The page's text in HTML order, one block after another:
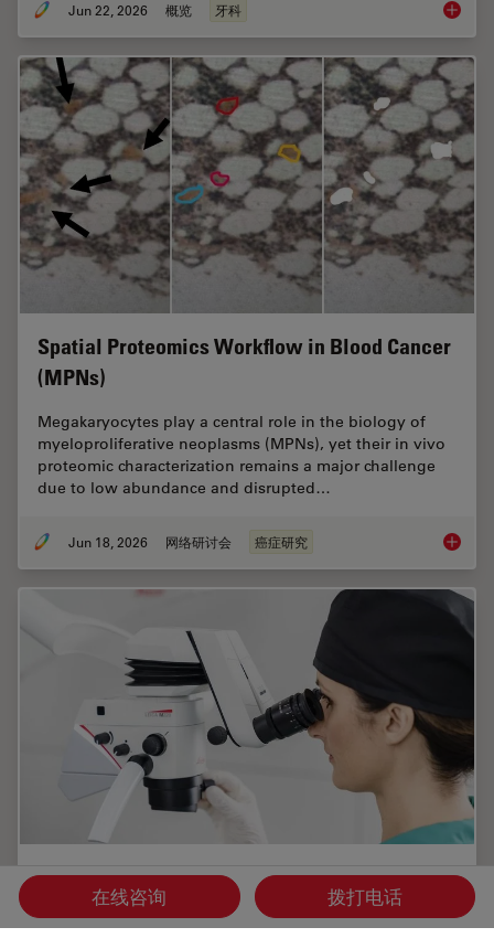
Jun 22, 2026 概览 牙科 Dental
Spatial Proteomics Workflow in Blood Cancer
(MPNs)
Megakaryocytes play a central role in the biology of
myeloproliferative neoplasms (MPNs), yet their in vivo
proteomic characterization remains a major challenge
due to low abundance and disrupted…
Jun 18, 2026 网络研讨会 癌症研究 Spatial
选择牙科显微镜时需考虑的六大特性
在牙医学中，手术显微镜对于进行高质量和成功的手术来说变
在线咨询 拨打电话